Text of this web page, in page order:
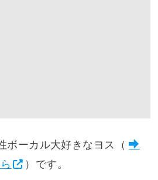
ボーカル大好きなヨス（
）です。